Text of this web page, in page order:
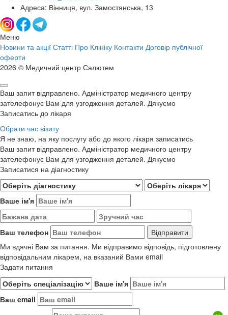
Адреса: Вінниця, вул. Замостянська, 13
Меню
Новини та акції Статті Про Клініку Контакти Договір публічної
оферти
2026 © Медичний центр Салютем
Ваш запит відправлено. Адміністратор медичного центру
зателефонує Вам для узгодження деталей. Дякуємо
Записатись до лікаря
Обрати час візиту
Я не знаю, на яку послугу або до якого лікаря записатись
Ваш запит відправлено. Адміністратор медичного центру
зателефонує Вам для узгодження деталей. Дякуємо
Записатися на діагностику
Ваше ім'я
Ваш телефон
Ми вдячні Вам за питання. Ми відправимо відповідь, підготовлену
відповідальним лікарем, на вказаний Вами email
Задати питання
Ваше ім'я
Ваш email